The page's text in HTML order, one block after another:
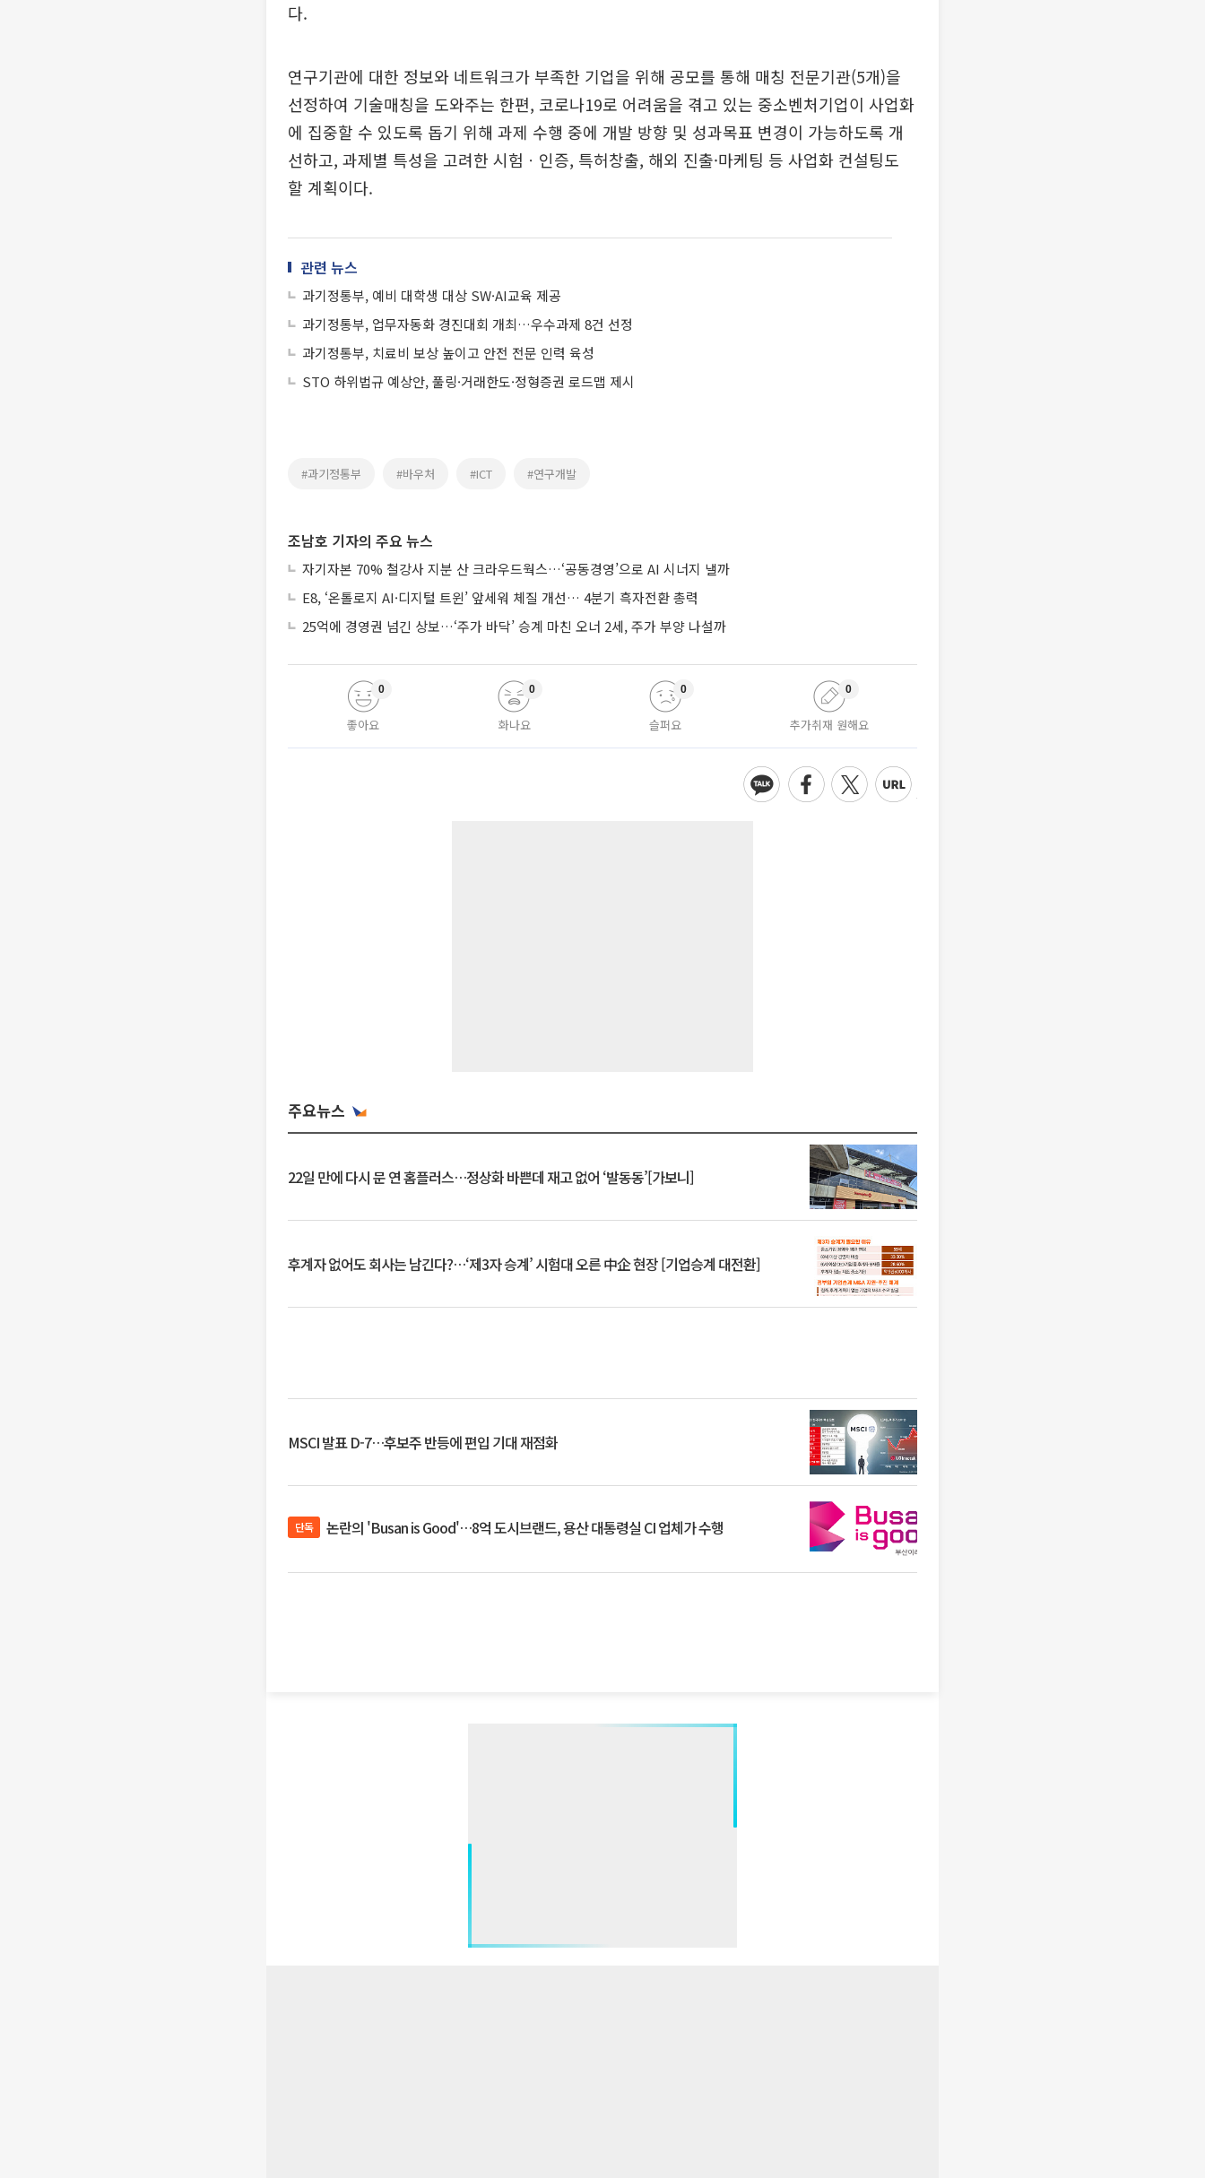
다.
연구기관에 대한 정보와 네트워크가 부족한 기업을 위해 공모를 통해 매칭 전문기관(5개)을
선정하여 기술매칭을 도와주는 한편, 코로나19로 어려움을 겪고 있는 중소벤처기업이 사업화
에 집중할 수 있도록 돕기 위해 과제 수행 중에 개발 방향 및 성과목표 변경이 가능하도록 개
선하고, 과제별 특성을 고려한 시험ㆍ인증, 특허창출, 해외 진출·마케팅 등 사업화 컨설팅도
할 계획이다.
관련 뉴스
과기정통부, 예비 대학생 대상 SW·AI교육 제공
과기정통부, 업무자동화 경진대회 개최…우수과제 8건 선정
과기정통부, 치료비 보상 높이고 안전 전문 인력 육성
STO 하위법규 예상안, 풀링·거래한도·정형증권 로드맵 제시
#과기정통부 #바우처 #ICT #연구개발
조남호 기자의 주요 뉴스
자기자본 70% 철강사 지분 산 크라우드웍스…‘공동경영’으로 AI 시너지 낼까
E8, ‘온톨로지 AI·디지털 트윈’ 앞세워 체질 개선… 4분기 흑자전환 총력
25억에 경영권 넘긴 상보…‘주가 바닥’ 승계 마친 오너 2세, 주가 부양 나설까
좋아요
0
화나요
0
슬퍼요
0
추가취재 원해요
0
주요뉴스
22일 만에 다시 문 연 홈플러스…정상화 바쁜데 재고 없어 ‘발동동’[가보니]
후계자 없어도 회사는 남긴다?…‘제3자 승계’ 시험대 오른 中企 현장 [기업승계 대전환]
MSCI 발표 D-7…후보주 반등에 편입 기대 재점화
단독 논란의 'Busan is Good'…8억 도시브랜드, 용산 대통령실 CI 업체가 수행